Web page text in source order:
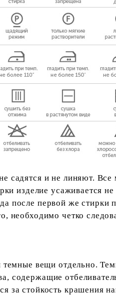
садятся и не линяют. Все
изделие усаживается
после первой же
необходимо четко
вещи отдельно.
содержащие
за стойкость крашения